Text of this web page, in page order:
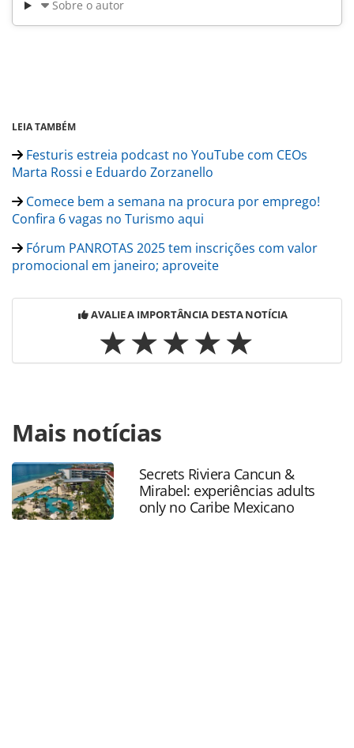
Sobre o autor
LEIA TAMBÉM
Festuris estreia podcast no YouTube com CEOs
Marta Rossi e Eduardo Zorzanello
Comece bem a semana na procura por emprego!
Confira 6 vagas no Turismo aqui
Fórum PANROTAS 2025 tem inscrições com valor
promocional em janeiro; aproveite
AVALIE A IMPORTÂNCIA DESTA NOTÍCIA
https://www.panrotas.com.br/gente/comemoracoes/
alcorta-destaca-os-50-anos-de-sucesso-da-panrotas-em-
podcast_213341.html ou as ferramentas oferecidas na
página. Todo o conteúdo produzido pela PANROTAS
Editora é protegido pela legislação brasileira sobre direito
autoral. Não reproduza o conteúdo sem autorização da
Mais notícias
Secrets Riviera Cancun &
Mirabel: experiências adults
only no Caribe Mexicano